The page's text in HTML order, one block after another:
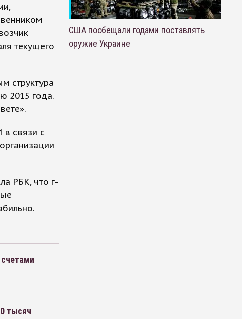
текущего
структура
2015 года.
связи с
РБК, что г-
тысяч
США пообещали годами поставлять
оружие Украине